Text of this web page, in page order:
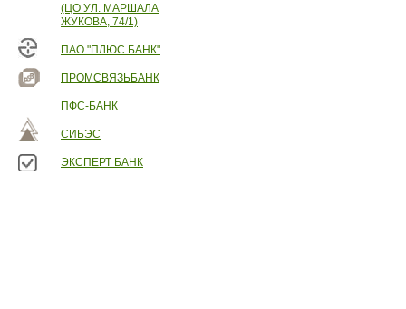
(ЦО УЛ. МАРШАЛА
ЖУКОВА, 74/1)
ПАО "ПЛЮС БАНК"
ПРОМСВЯЗЬБАНК
ПФС-БАНК
СИБЭС
ЭКСПЕРТ БАНК